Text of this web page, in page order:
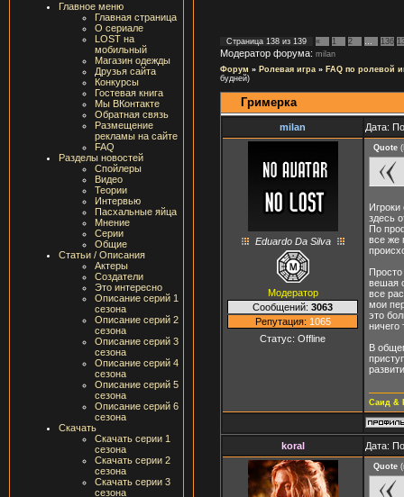
Главное меню
Главная страница
О сериале
LOST на
мобильный
Магазин одежды
Друзья сайта
Конкурсы
Гостевая книга
Мы ВКонтакте
Обратная связь
Размещение
рекламы на сайте
FAQ
Разделы новостей
Спойлеры
Видео
Теории
Интервью
Пасхальные яйца
Мнение
Серии
Общие
Статьи / Описания
Актеры
Создатели
Это интересно
Описание серий 1
сезона
Описание серий 2
сезона
Описание серий 3
сезона
Описание серий 4
сезона
Описание серий 5
сезона
Описание серий 6
сезона
Скачать
Скачать серии 1
сезона
Скачать серии 2
сезона
Скачать серии 3
сезона
Страница 138 из 139 « 1 2 136
Модератор форума: milan
Форум » Ролевая игра » FAQ по ролевой
будней)
Гримерка
milan Дата:
Eduardo Da Silva
Модератор
Сообщений: 3063
Репутация: 1065
Статус: Offline
Quote (
Игроки
здесь
По
все же
Просто
вешая
все
мои
это
ничего
В
Саид &
koral Дата:
Quote (